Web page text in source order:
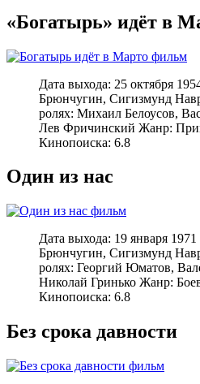
«Богатырь» идёт в
Дата выхода: 25 октября
Брюнчугин, Сигизмунд
ролях: Михаил Белоусов,
Лев Фричинский Жанр:
Кинопоиска: 6.8
Один из нас
Дата выхода: 19 января
Брюнчугин, Сигизмунд
ролях: Георгий Юматов,
Николай Гринько Жанр:
Кинопоиска: 6.8
Без срока давности